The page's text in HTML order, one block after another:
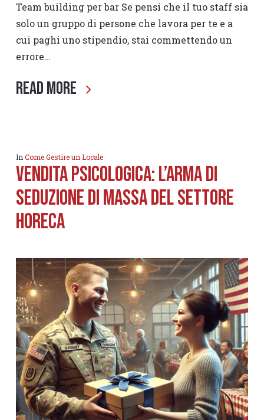
Team building per bar Se pensi che il tuo staff sia
solo un gruppo di persone che lavora per te e a
cui paghi uno stipendio, stai commettendo un
errore…
Read More
In Come Gestire un Locale
Vendita psicologica: l’arma di
seduzione DI MASSA del settore
horeca